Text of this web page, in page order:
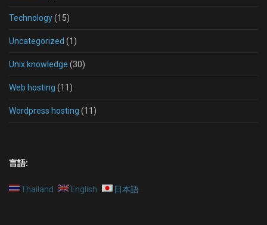
Technology(15)
Uncategorized (1)
Unix knowledge (30)
Web hosting (11)
Wordpress hosting (11)
言語:
Thailand English 日本語